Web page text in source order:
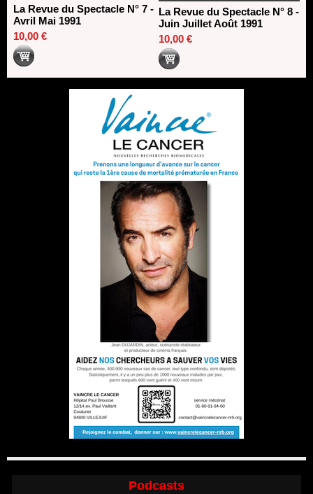
La Revue du Spectacle N° 7 -
Avril Mai 1991
10,00 €
La Revue du Spectacle N° 8 -
Juin Juillet Août 1991
10,00 €
Podcasts